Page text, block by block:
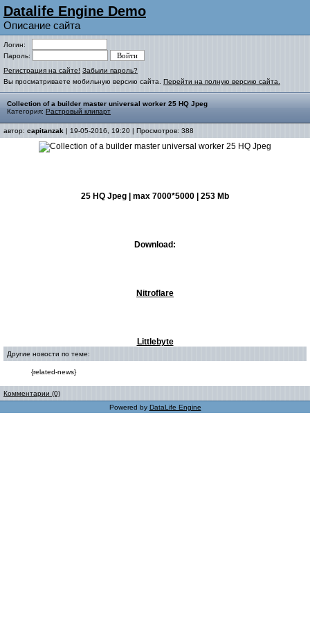
Datalife Engine Demo
Описание сайта
Логин:
Пароль:
Регистрация на сайте! Забыли пароль?
Вы просматриваете мобильную версию сайта. Перейти на полную версию сайта.
Collection of a builder master universal worker 25 HQ Jpeg
Категория: Растровый клипарт
автор: capitanzak | 19-05-2016, 19:20 | Просмотров: 388
25 HQ Jpeg | max 7000*5000 | 253 Mb
Download:
Nitroflare
Littlebyte
Другие новости по теме:
{related-news}
Комментарии (0)
Powered by DataLife Engine